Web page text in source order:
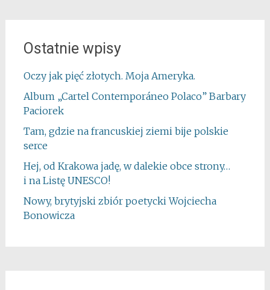
Ostatnie wpisy
Oczy jak pięć złotych. Moja Ameryka.
Album „Cartel Contemporáneo Polaco” Barbary
Paciorek
Tam, gdzie na francuskiej ziemi bije polskie
serce
Hej, od Krakowa jadę, w dalekie obce strony…
i na Listę UNESCO!
Nowy, brytyjski zbiór poetycki Wojciecha
Bonowicza